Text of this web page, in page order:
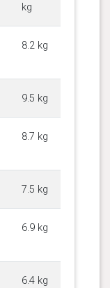
kg
8.2 kg
9.5 kg
8.7 kg
7.5 kg
6.9 kg
6.4 kg